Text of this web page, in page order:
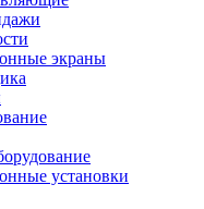
экраны
установки